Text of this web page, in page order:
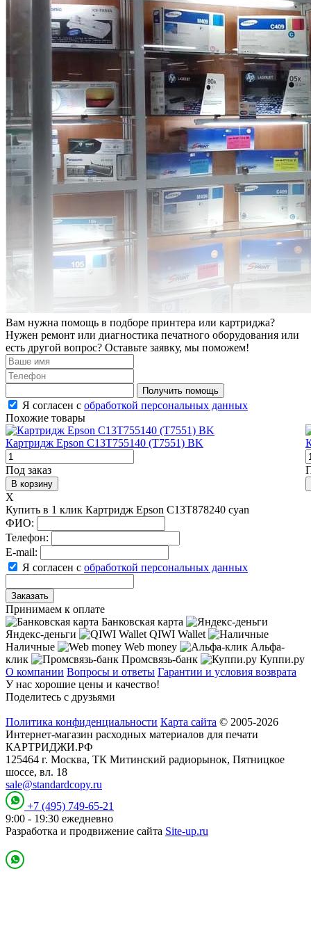
Вам нужна помощь в подборе принтера или картриджа?
Нужен ремонт или диагностика печатного оборудования или
есть другой вопрос? Оставьте заявку, мы поможем!
Получить помощь
Я согласен с обработкой персональных данных
Похожие товары
Картридж Epson C13T755140 (T7551) BK
Под заказ
В корзину
X
Купить в 1 клик Картридж Epson C13T878240 cyan
ФИО:
Телефон:
E-mail:
Я согласен с обработкой персональных данных
Заказать
Принимаем к оплате
Банковская карта
Яндекс-деньги
QIWI Wallet
Наличные
Web money
Альфа-
клик
Промсвязь-банк
Куппи.ру
О компании Вопросы и ответы Гарантии и условия возврата
У нас хорошие цены и качество!
Поделитесь с друзьями
Политика конфиденциальности Карта сайта © 2005-2026
Интернет-магазин расходных материалов для печати
КАРТРИДЖИ.РФ
125464 г. Москва, ТК Митинский радиорынок, Пятницкое
шоссе, вл. 18
sale@standardcopy.ru
+7 (495) 749-65-21
9:00 - 19:30 ежедневно
Разработка и продвижение сайта Site-up.ru